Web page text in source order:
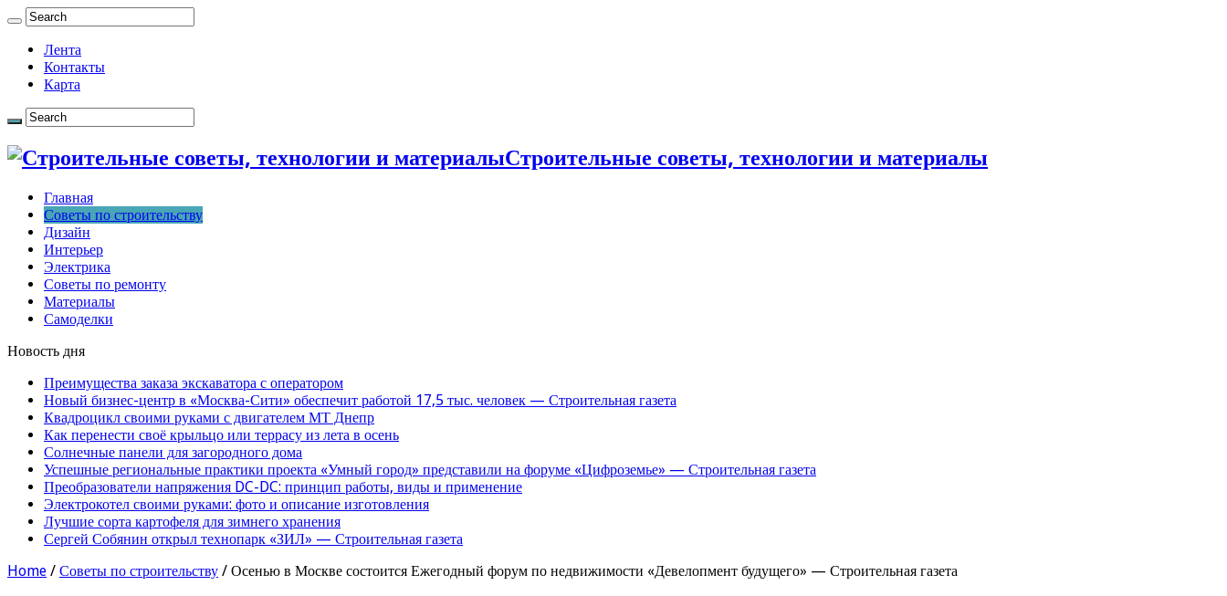
Лента
Контакты
Карта
Строительные советы, технологии и материалы
Главная
Советы по строительству
Дизайн
Интерьер
Электрика
Советы по ремонту
Материалы
Самоделки
Новость дня
Преимущества заказа экскаватора с оператором
Новый бизнес-центр в «Москва-Сити» обеспечит работой 17,5 тыс. человек — Строительная газета
Квадроцикл своими руками с двигателем МТ Днепр
Как перенести своё крыльцо или террасу из лета в осень
Солнечные панели для загородного дома
Успешные региональные практики проекта «Умный город» представили на форуме «Цифроземье» — Строительная газета
Преобразователи напряжения DC-DC: принцип работы, виды и применение
Электрокотел своими руками: фото и описание изготовления
Лучшие сорта картофеля для зимнего хранения
Сергей Собянин открыл технопарк «ЗИЛ» — Строительная газета
Home / Советы по строительству / Осенью в Москве состоится Ежегодный форум по недвижимости «Девелопмент будущего» — Строительная газета